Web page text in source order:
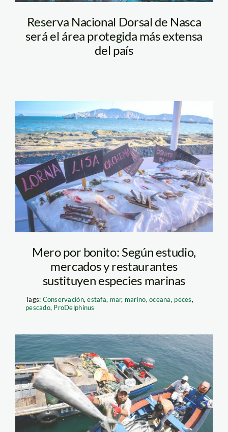
Reserva Nacional Dorsal de Nasca
será el área protegida más extensa
del país
pescados—oceana
Mero por bonito: Según estudio,
mercados y restaurantes
sustituyen especies marinas
Tags: Conservación,estafa, mar, marino,oceana, peces,
pescado, ProDelphinus
pescador—andina—
pesca